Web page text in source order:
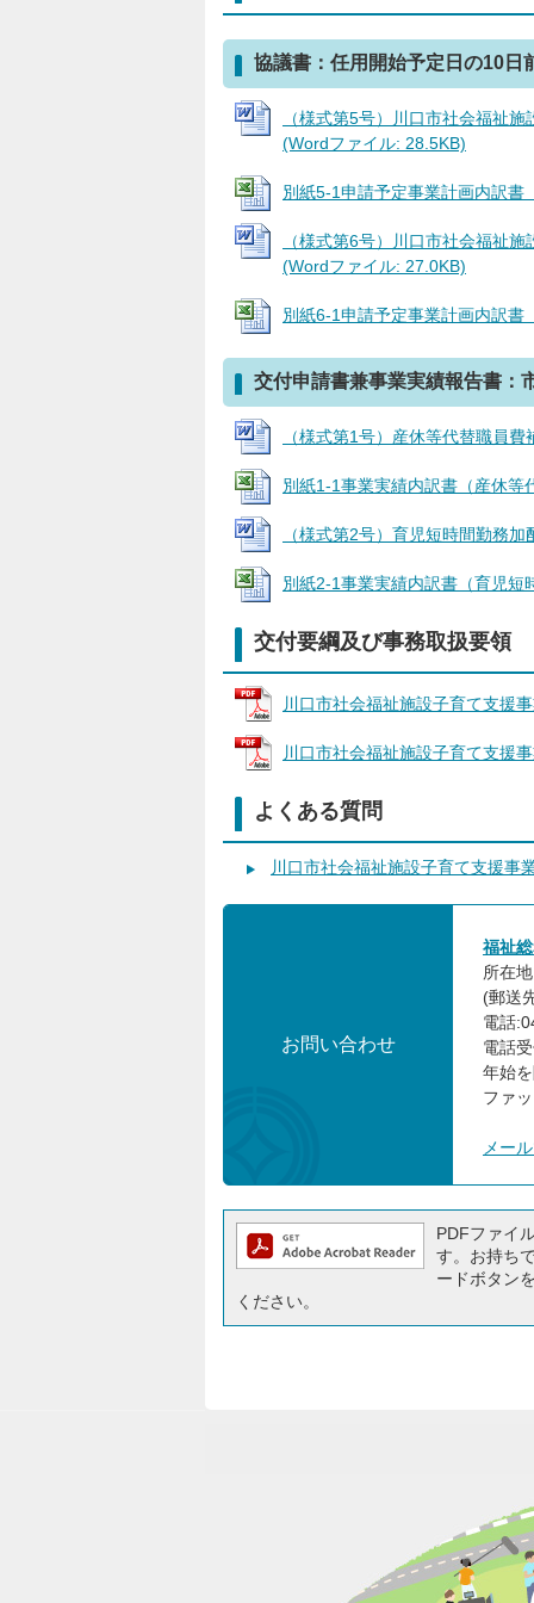
協議書：任用開始予定日の10日
（様式第5号）川口市社会福祉
(Wordファイル: 28.5KB)
別紙5-1申請予定事業計画内訳書
（様式第6号）川口市社会福祉
(Wordファイル: 27.0KB)
別紙6-1申請予定事業計画内訳書
交付申請書兼事業実績報告書：
（様式第1号）産休等代替職員
別紙1-1事業実績内訳書（産休等
（様式第2号）育児短時間勤務
別紙2-1事業実績内訳書（育児短
交付要綱及び事務取扱要領
川口市社会福祉施設子育て支援
川口市社会福祉施設子育て支援
よくある質問
川口市社会福祉施設子育て支援事
お問い合わせ
福祉
所在
(郵送
電話
電話
年始
ファ
メー
PDFファイ
す。お持ち
ードボタン
ください。